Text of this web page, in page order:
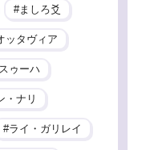
ましろ爻
ッタヴィア
ゥーハ
・ナリ
ライ・ガリレイ